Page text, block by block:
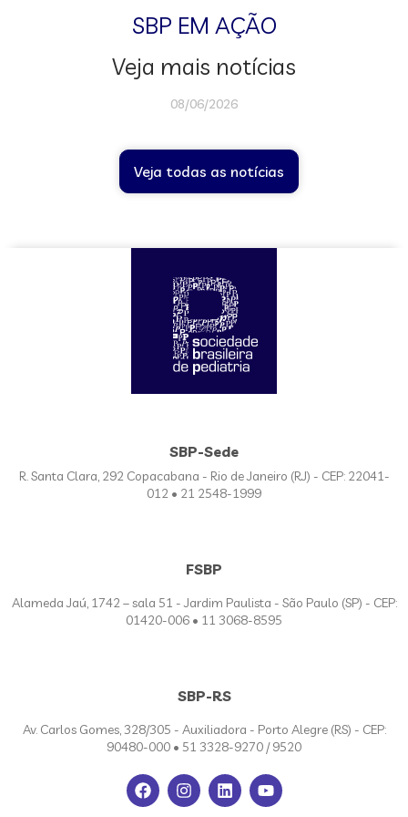
SBP EM AÇÃO
Veja mais notícias
08/06/2026
Veja todas as notícias
SBP-Sede
R. Santa Clara, 292 Copacabana - Rio de Janeiro (RJ) - CEP: 22041-
012 • 21 2548-1999
FSBP
Alameda Jaú, 1742 – sala 51 - Jardim Paulista - São Paulo (SP) - CEP:
01420-006 • 11 3068-8595
SBP-RS
Av. Carlos Gomes, 328/305 - Auxiliadora - Porto Alegre (RS) - CEP:
90480-000 • 51 3328-9270 / 9520